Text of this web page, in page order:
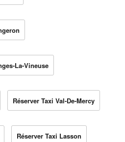
La-Vineuse
Réserver Taxi Val-De-Mercy
Réserver Taxi Lasson